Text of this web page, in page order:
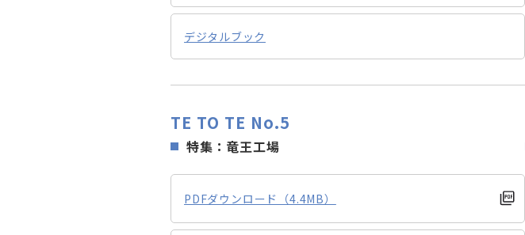
デジタルブック
TE TO TE No.5
特集：竜王工場
PDFダウンロード（4.4MB）